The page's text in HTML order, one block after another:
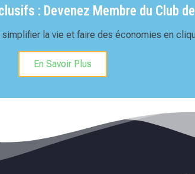
: Devenez Membre du Club
simplifier la vie et faire des économies en
En Savoir Plus